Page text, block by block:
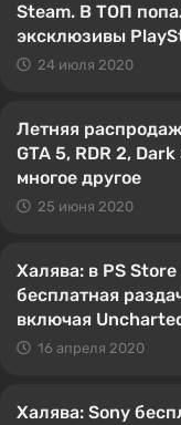
Steam. В ТОП
эксклюзивы
24 июля 2020
Летняя
GTA 5, RDR 2,
многое другое
25 июня 2020
Халява: в PS Store
бесплатная
включая
16 апреля 2020
Халява: Sony